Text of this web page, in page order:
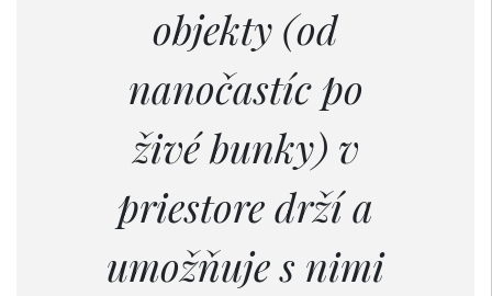
objekty (od
nanočastíc po
živé bunky) v
priestore drží a
umožňuje s nimi